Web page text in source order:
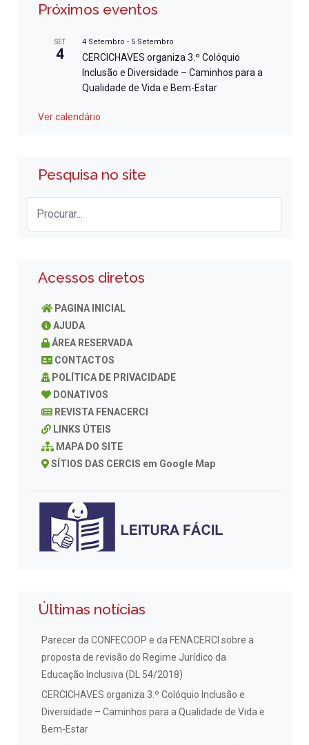
Próximos eventos
SET
4
4 Setembro - 5 Setembro
CERCICHAVES organiza 3.º Colóquio
Inclusão e Diversidade – Caminhos para a
Qualidade de Vida e Bem-Estar
Ver calendário
Pesquisa no site
Acessos diretos
PAGINA INICIAL
AJUDA
ÁREA RESERVADA
CONTACTOS
POLÍTICA DE PRIVACIDADE
DONATIVOS
REVISTA FENACERCI
LINKS ÚTEIS
MAPA DO SITE
SÍTIOS DAS CERCIS em Google Map
Últimas notícias
Parecer da CONFECOOP e da FENACERCI sobre a
proposta de revisão do Regime Jurídico da
Educação Inclusiva (DL 54/2018)
CERCICHAVES organiza 3.º Colóquio Inclusão e
Diversidade – Caminhos para a Qualidade de Vida e
Bem-Estar